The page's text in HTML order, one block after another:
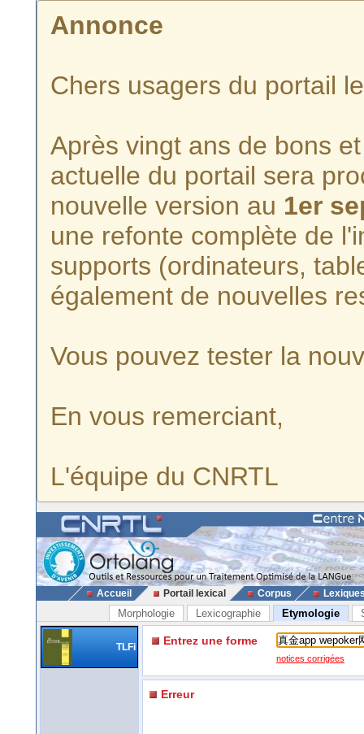
Annonce
Chers usagers du portail
Après vingt ans de bons
actuelle du portail sera
nouvelle version au 1er
une refonte complète de
supports (ordinateurs,
également de nouvelles
Vous pouvez tester la
En vous remerciant,
L'équipe du CNRTL
Accueil Portail lexical Corpus
Morphologie Lexicographie Etymologie
TLFi Entrez une forme
notices corrigées
Erreur